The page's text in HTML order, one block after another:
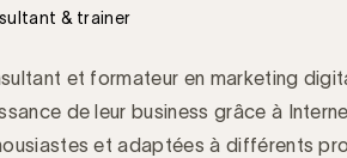
& trainer
et formateur en marketing
de leur business grâce à
et adaptées à différents